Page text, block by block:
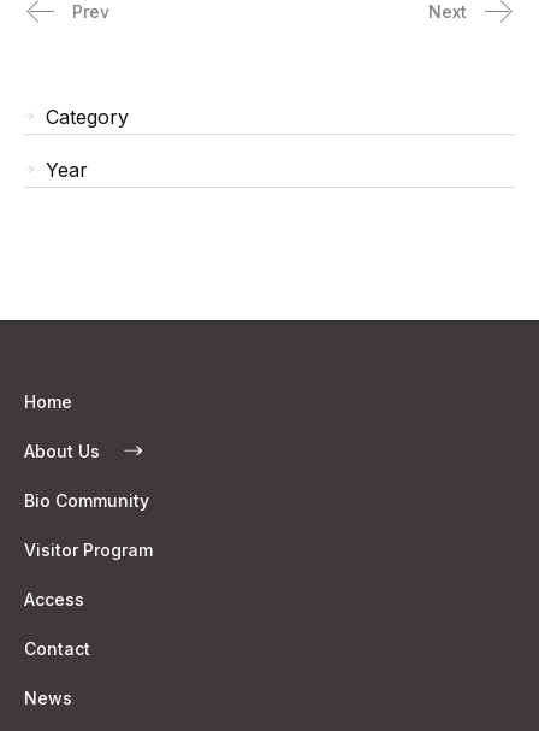
Category
Year
Prev Next
Home
About Us
Bio Community
Visitor Program
Access
Contact
News